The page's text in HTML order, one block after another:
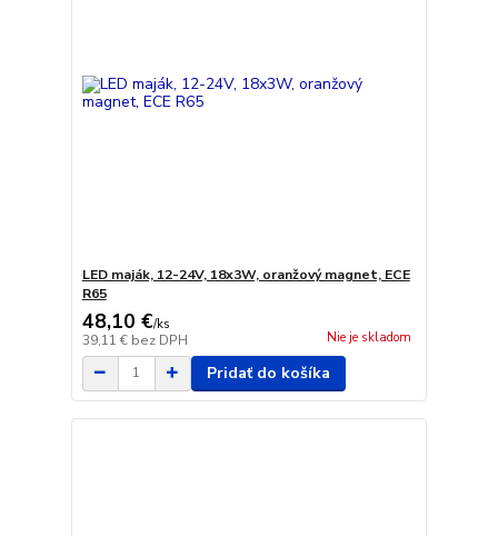
LED maják, 12-24V, 18x3W, oranžový magnet, ECE
R65
48,10 €/ks
39,11 € bez DPH Nie je skladom
Pridať do košíka